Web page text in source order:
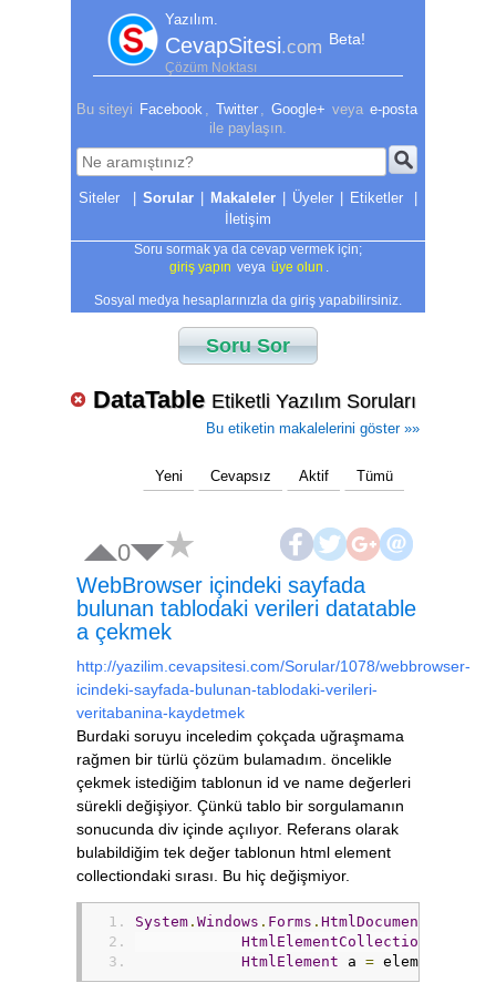
Yazılım.
CevapSitesi.com Beta!
Çözüm Noktası
Bu siteyi Facebook Twitter Google+ veya e-posta
ile paylaşın.
| Sorular | Makaleler | Üyeler | Etiketler
|
İletişim
Soru sormak ya da cevap vermek için;
giriş yapın veya üye olun
Sosyal medya hesaplarınızla da giriş yapabilirsiniz.
Soru Sor
DataTable Etiketli Yazılım Soruları
Bu etiketin makalelerini göster »»
Yeni Cevapsız Aktif Tümü
0
WebBrowser içindeki sayfada
bulunan tablodaki verileri datatable
a çekmek
http://yazilim.cevapsitesi.com/Sorular/1078/webbrowser-
icindeki-sayfada-bulunan-tablodaki-verileri-
veritabanina-kaydetmek
Burdaki soruyu inceledim çokçada uğraşmama
rağmen bir türlü çözüm bulamadım. öncelikle
çekmek istediğim tablonun id ve name değerleri
sürekli değişiyor. Çünkü tablo bir sorgulamanın
sonucunda div içinde açılıyor. Referans olarak
bulabildiğim tek değer tablonun html element
collectiondaki sırası. Bu hiç değişmiyor.
System . Windows . Forms . HtmlDocument
HtmlElementCollection
HtmlElement a = elems